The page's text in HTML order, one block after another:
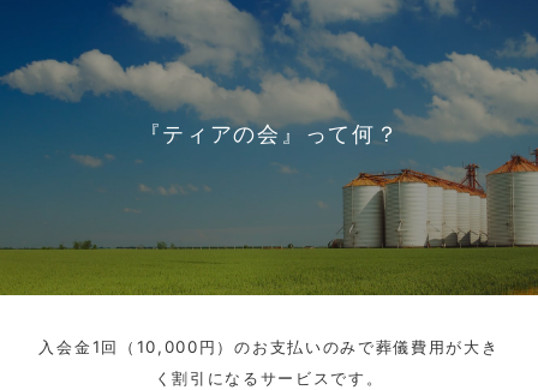
『ティアの会』って何？
入会金1回（10,000円）のお支払いのみで葬儀費用が大き
く割引になるサービスです。